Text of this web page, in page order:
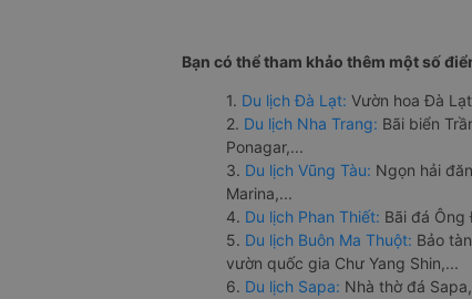
Bạn có thể tham khảo thêm một số
1. Du lịch Đà Lạt: Vườn hoa Đà
2. Du lịch Nha Trang: Bãi biển
Ponagar,...
3. Du lịch Vũng Tàu: Ngọn hải
Marina,...
4. Du lịch Phan Thiết: Bãi đá Ông
5. Du lịch Buôn Ma Thuột: Bảo
vườn quốc gia Chư Yang Shin,...
6. Du lịch Sapa: Nhà thờ đá